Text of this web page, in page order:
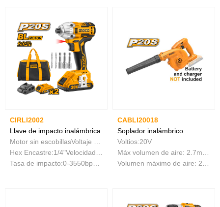
CIRLI2002
Llave de impacto inalámbrica
CABLI20018
Soplador inalámbrico
Voltios:20V